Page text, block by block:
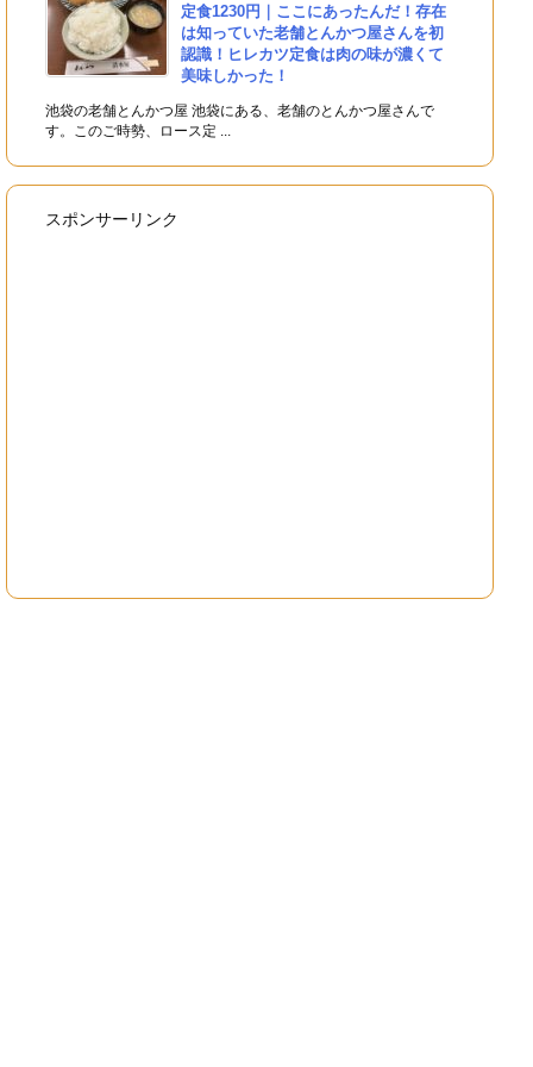
定食1230円｜ここにあったんだ！存在
は知っていた老舗とんかつ屋さんを初
認識！ヒレカツ定食は肉の味が濃くて
美味しかった！
池袋の老舗とんかつ屋 池袋にある、老舗のとんかつ屋さんで
す。このご時勢、ロース定 ...
スポンサーリンク